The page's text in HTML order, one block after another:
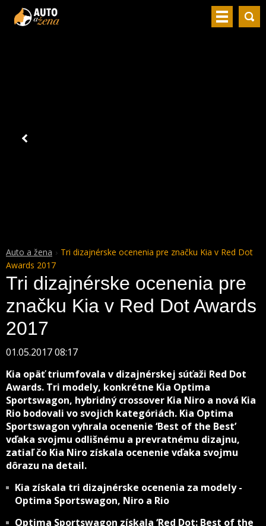
Auto a žena
Tri dizajnérske ocenenia pre značku Kia v Red Dot
Awards 2017
Tri dizajnérske ocenenia pre
značku Kia v Red Dot Awards
2017
01.05.2017 08:17
Kia opäť triumfovala v dizajnérskej súťaži Red Dot
Awards. Tri modely, konkrétne Kia Optima
Sportswagon, hybridný crossover Kia Niro a nová Kia
Rio bodovali vo svojich kategóriách. Kia Optima
Sportswagon vyhrala ocenenie ‘Best of the Best’
vďaka svojmu odlišnému a prevratnému dizajnu,
zatiaľ čo Kia Niro získala ocenenie vďaka svojmu
dôrazu na detail.
Kia získala tri dizajnérske ocenenia za modely -
Optima Sportswagon, Niro a Rio
Optima Sportswagon získala ‘Red Dot: Best of the